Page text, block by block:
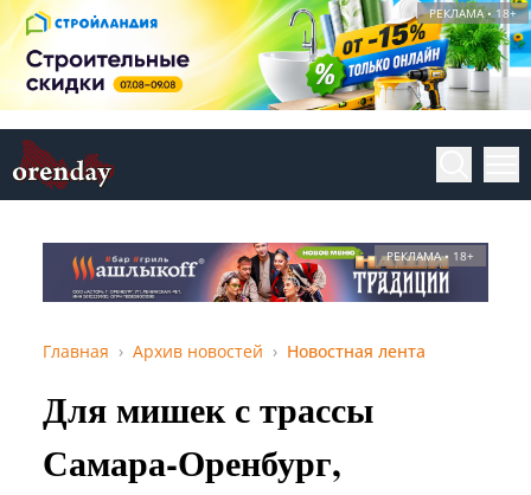
РЕКЛАМА • 18+
РЕКЛАМА • 18+
Главная Архив новостей Новостная лента
Для мишек с трассы
Самара-Оренбург,